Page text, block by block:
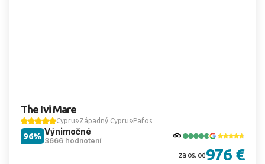
The Ivi Mare
Cyprus Západný Cyprus Pafos
Výnimočné
3666 hodnotení
96%
za os. od 976 €